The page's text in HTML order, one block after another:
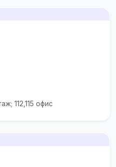
112,115 офис